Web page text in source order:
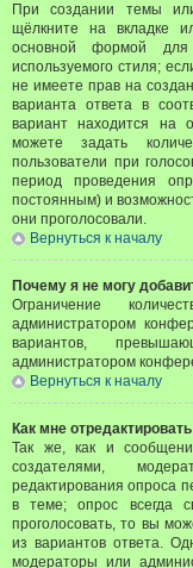
При создании темы
щёлкните на вкладке
основной формой
используемого стиля;
не имеете прав на
варианта ответа в
вариант находится на
можете задать
пользователи при
период проведения
постоянным) и
они проголосовали.
Вернуться к началу
Почему я не могу
Ограничение
администратором
вариантов,
администратором
Вернуться к началу
Как мне
Так же, как и
создателями,
редактирования опроса
в теме; опрос всегда
проголосовать, то вы
из вариантов ответа.
модераторы или